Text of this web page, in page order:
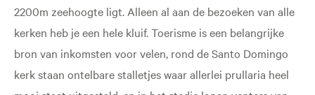
2200m zeehoogte ligt. Alleen al aan de bezoeken van alle
kerken heb je een hele kluif. Toerisme is een belangrijke
bron van inkomsten voor velen, rond de Santo Domingo
kerk staan ontelbare stalletjes waar allerlei prullaria heel